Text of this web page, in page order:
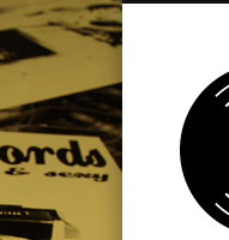
LABEL |
VimeoDribble LinkedIn